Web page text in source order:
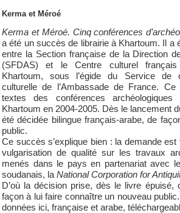
Kerma et Méroé
Kerma et Méroé. Cinq conférences
a été un succès de librairie à Khartoum. Il a
entre la Section française de la Direction
(SFDAS) et le Centre culturel
Khartoum, sous l’égide du Service de
culturelle de l’Ambassade de France.
textes des conférences
Khartoum en 2004-2005. Dès le lancement
été décidée bilingue français-arabe, de
public.
Ce succès s’explique bien : la demande est
vulgarisation de qualité sur les travaux
menés dans le pays en partenariat avec
soudanais, la National Corporation for
D’où la décision prise, dès le livre épuisé,
façon à lui faire connaître un nouveau
données ici, française et arabe,